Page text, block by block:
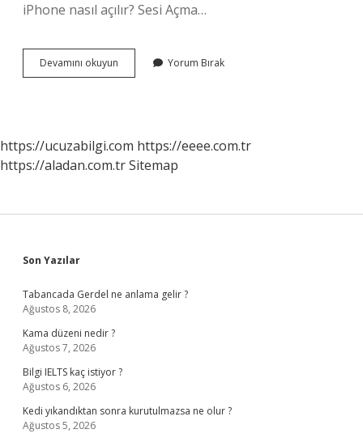
iPhone nasıl açılır? Sesi Açma…
Devamını okuyun Yurtdışından
Gelen
Mı
Yorum Bırak
https://ucuzabilgi.com https://eeee.com.tr
https://aladan.com.trSitemap
Sidebar
Son Yazılar
Tabancada Gerdel ne anlama gelir ?
Ağustos 8, 2026
Kama düzeni nedir ?
Ağustos 7, 2026
Bilgi IELTS kaç istiyor ?
Ağustos 6, 2026
Kedi yıkandıktan sonra kurutulmazsa ne olur ?
Ağustos 5, 2026